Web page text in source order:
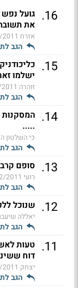
16
. גועל
את
אזרח 02:39
הגב
15
.
ישלמו
זוהרה 18:42
הגב
14
. המסקנות
.....
כי השלטון
הגב
13
. סופם
רועי 17:02
הגב
12
. שנוכל
יאללה
הגב
11
. טעות
דוח
יצחק 16:54
הגב